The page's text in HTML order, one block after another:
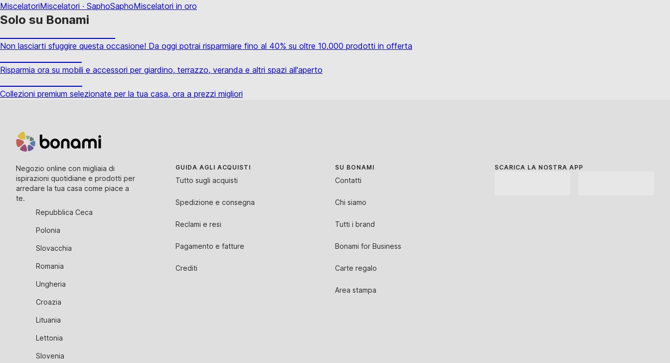
MiscelatoriMiscelatori · SaphoSaphoMiscelatori in oro
Solo su Bonami
Non lasciarti sfuggire questa occasione! Da oggi potrai risparmiare fino al 40% su oltre 10.000 prodotti in offerta
Risparmia ora su mobili e accessori per giardino, terrazzo, veranda e altri spazi all'aperto
Collezioni premium selezionate per la tua casa, ora a prezzi migliori
Negozio online con migliaia di
ispirazioni quotidiane e prodotti per
arredare la tua casa come piace a
te.
Repubblica Ceca
Polonia
Slovacchia
Romania
Ungheria
Croazia
Lituania
Lettonia
Slovenia
GUIDA AGLI ACQUISTI
Tutto sugli acquisti
Spedizione e consegna
Reclami e resi
Pagamento e fatture
Crediti
SU BONAMI
Contatti
Chi siamo
Tutti i brand
Bonami for Business
Carte regalo
Area stampa
SCARICA LA NOSTRA APP